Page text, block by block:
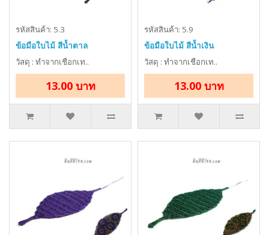
รหัสสินค้า: 5.3
ข้อมือใบไม้ สีน้ำตาล
วัสดุ : ทำจากเชือกเท..
13.00 บาท
รหัสสินค้า: 5.9
ข้อมือใบไม้ สีน้ำเงิน
วัสดุ : ทำจากเชือกเท..
13.00 บาท